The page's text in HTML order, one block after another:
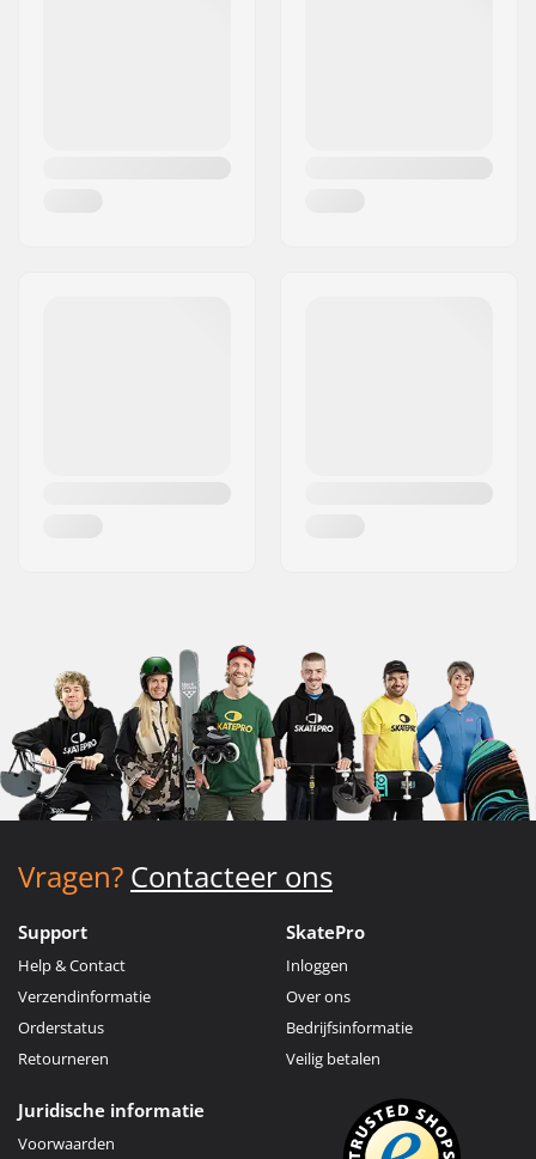
Vragen? Contacteer ons
Support
Help & Contact
Verzendinformatie
Orderstatus
Retourneren
SkatePro
Inloggen
Over ons
Bedrijfsinformatie
Veilig betalen
Juridische informatie
Voorwaarden